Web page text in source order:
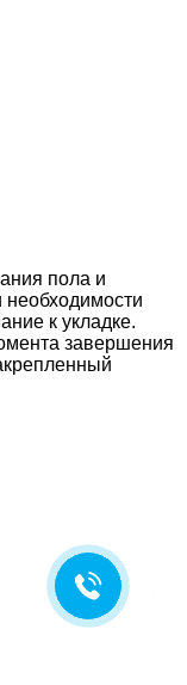
пола и
необходимости
к укладке.
завершения